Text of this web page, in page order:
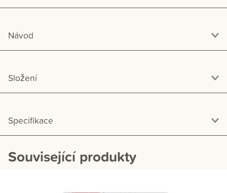
Návod
Složení
Specifikace
Související produkty